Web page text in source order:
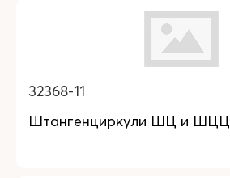
32368-11
Штангенциркули ШЦ и ШЦЦ